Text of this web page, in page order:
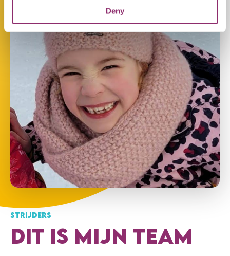
Deny
NETKE RIEKHOFF €20
Succes Mette! Wat fijn dat je je hiervoor inzet!
NATALIE NIJSSEN €10
Heel veel succes!
ANONIEM €5
€5
Succes Mette, groetjes van Gijs
STRIJDERS
DIT IS MIJN TEAM